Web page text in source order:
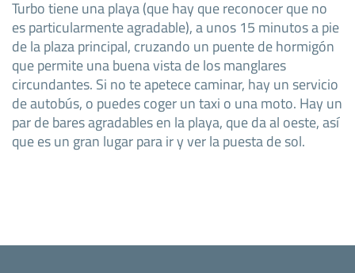
Turbo tiene una playa (que hay que reconocer que no
es particularmente agradable), a unos 15 minutos a pie
de la plaza principal, cruzando un puente de hormigón
que permite una buena vista de los manglares
circundantes. Si no te apetece caminar, hay un servicio
de autobús, o puedes coger un taxi o una moto. Hay un
par de bares agradables en la playa, que da al oeste, así
que es un gran lugar para ir y ver la puesta de sol.